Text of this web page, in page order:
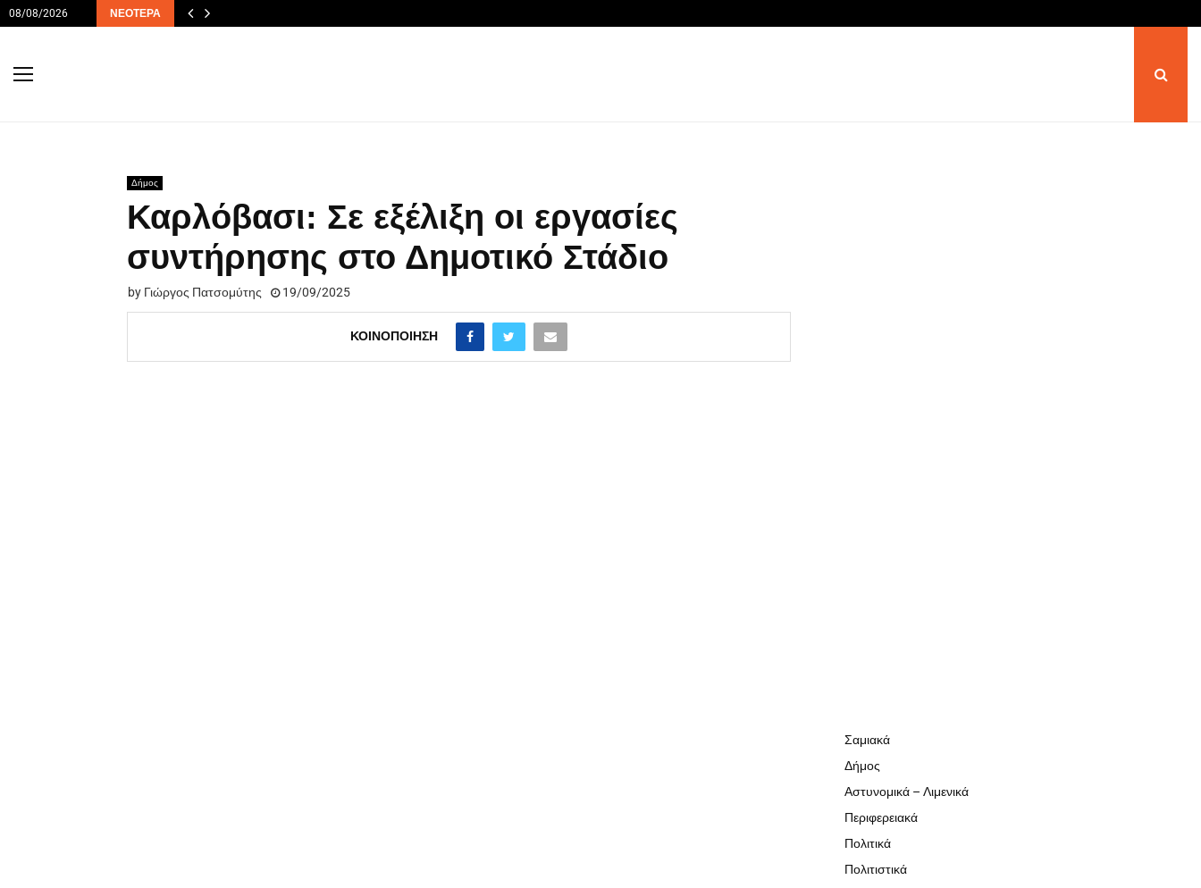
08/08/2026 ΝΕΌΤΕΡΑ
Δήμος
Καρλόβασι: Σε εξέλιξη οι εργασίες
συντήρησης στο Δημοτικό Στάδιο
by Γιώργος Πατσομύτης 19/09/2025
ΚΟΙΝΟΠΟΊΗΣΗ
Σαμιακά
Δήμος
Αστυνομικά – Λιμενικά
Περιφερειακά
Πολιτικά
Πολιτιστικά